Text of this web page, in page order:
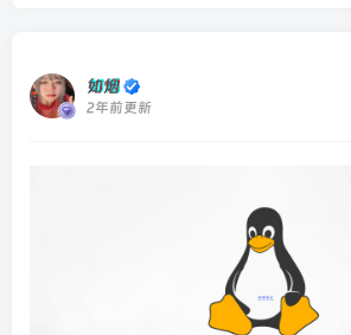
如烟
2年前更新